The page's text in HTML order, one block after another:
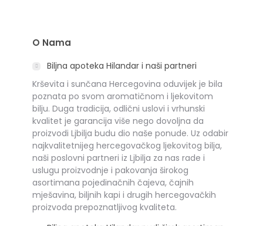
O Nama
Biljna apoteka Hilandar i naši partneri
Krševita i sunčana Hercegovina oduvijek je bila
poznata po svom aromatičnom i ljekovitom
bilju. Duga tradicija, odlični uslovi i vrhunski
kvalitet je garancija više nego dovoljna da
proizvodi Ljbilja budu dio naše ponude. Uz odabir
najkvalitetnijeg hercegovačkog ljekovitog bilja,
naši poslovni partneri iz Ljbilja za nas rade i
uslugu proizvodnje i pakovanja širokog
asortimana pojedinačnih čajeva, čajnih
mješavina, biljnih kapi i drugih hercegovačkih
proizvoda prepoznatljivog kvaliteta.